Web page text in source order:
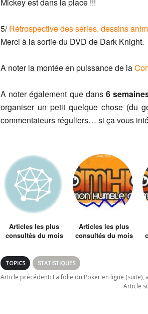
5/Rétrospective des séries, dessins
Merci à la sortie du DVD de Dark Knight.
A noter la montée en puissance de la
A noter également que dans 6
organiser un petit quelque chose (du
commentateurs réguliers… si ça vous
Articles les plus
consultés du mois
Articles les plus
consultés du mois
TOPICS STATISTIQUES
Article précédent: La folie du Poker en ligne (suite),
Article